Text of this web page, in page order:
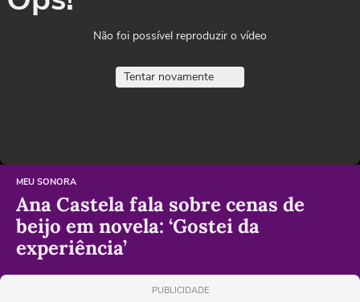
Não foi possível reproduzir o vídeo
Tentar novamente
MEU SONORA
Ana Castela fala sobre cenas de
beijo em novela: ‘Gostei da
experiência’
PUBLICIDADE